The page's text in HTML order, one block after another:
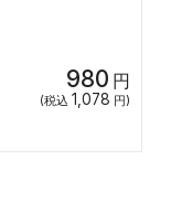
980 円
(税込 1,078 円)